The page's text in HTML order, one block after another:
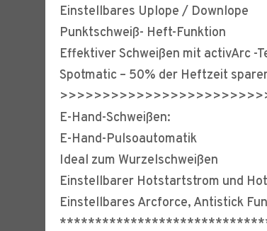
Einstellbares Uplope / Downlope
Punktschweiß- Heft-Funktion
Effektiver Schweißen mit activArc -
Spotmatic – 50% der Heftzeit
E-Hand-Schweißen:
E-Hand-Pulsoautomatik
Ideal zum Wurzelschweißen
Einstellbarer Hotstartstrom und
Einstellbares Arcforce, Antistick